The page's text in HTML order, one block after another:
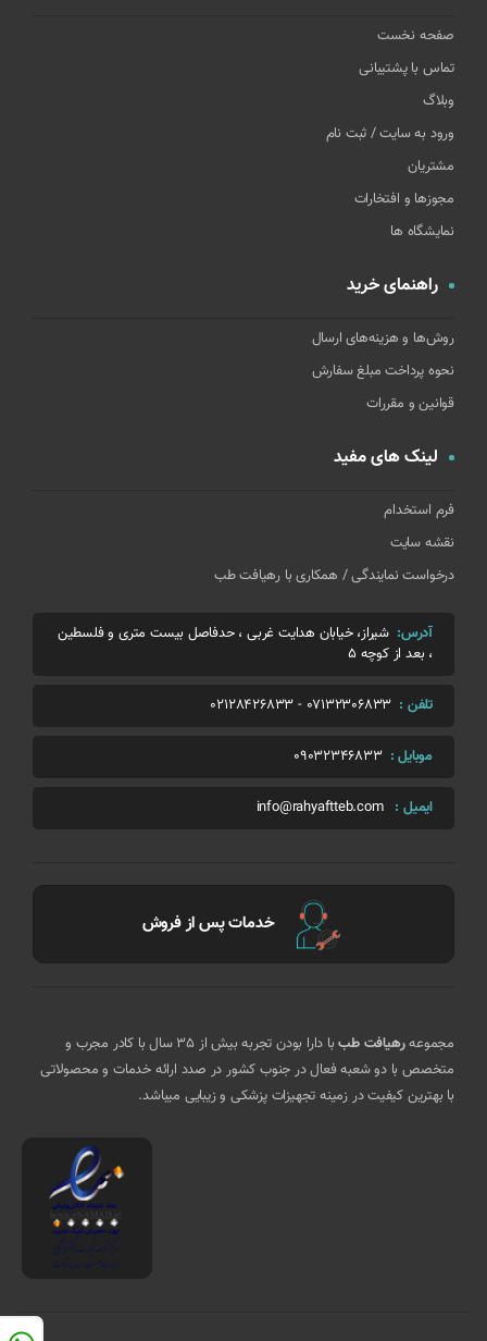
صفحه نخست
تماس با پشتیبانی
وبلاگ
ورود به سایت / ثبت نام
مشتریان
مجوزها و افتخارات
نمایشگاه ها
راهنمای خرید
روش‌ها و هزینه‌های ارسال
نحوه پرداخت مبلغ سفارش
قوانین و مقررات
لینک های مفید
فرم استخدام
نقشه سایت
درخواست نمایندگی / همکاری با رهیافت طب
آدرس: شیراز، خیابان هدایت غربی ، حدفاصل بیست متری و فلسطین
، بعد از کوچه 5
تلفن : 07132306833
-
02128426833
موبایل : 09032346833
ایمیل : info@rahyaftteb.com
خدمات پس از فروش
مجموعهرهیافت طب
با دارا بودن تجربه بیش از 35 سال با کادر مجرب و
متخصص با دو شعبه فعال در جنوب کشور در صدد ارائه خدمات و محصولاتی
با بهترین کیفیت در زمینه تجهیزات پزشکی و زیبایی میباشد.